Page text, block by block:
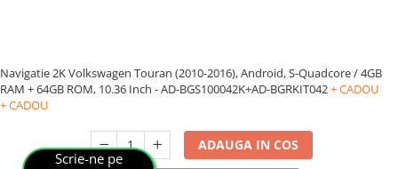
Scrie-ne pe
Navigatie 2K Volkswagen Touran (2010-2016), Android, S-Quadcore / 4GB
RAM + 64GB ROM, 10.36 Inch - AD-BGS100042K+AD-BGRKIT042+ CADOU
+ CADOU
ADAUGA IN COS